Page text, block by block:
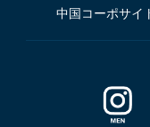
中国コーポサイ